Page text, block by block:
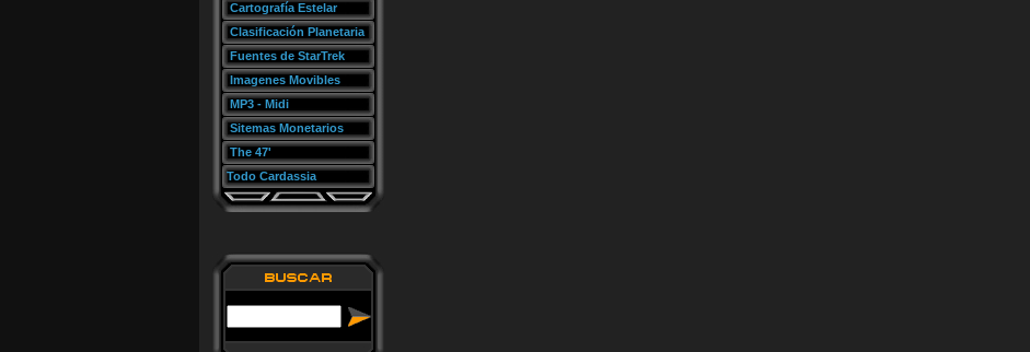
Cartografía Estelar
Clasificación Planetaria
Fuentes de StarTrek
Imagenes Movibles
MP3 - Midi
Sitemas Monetarios
The 47'
Todo Cardassia